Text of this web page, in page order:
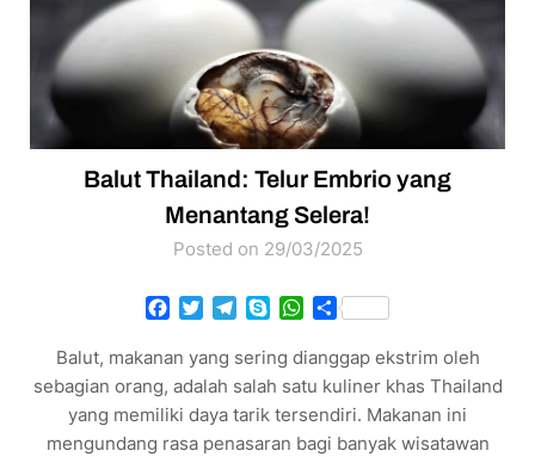
Balut Thailand: Telur Embrio yang
Menantang Selera!
Posted on 29/03/2025
Facebook
TwitterTelegram
SkypeWhatsApp
Share
Balut, makanan yang sering dianggap ekstrim oleh
sebagian orang, adalah salah satu kuliner khas Thailand
yang memiliki daya tarik tersendiri. Makanan ini
mengundang rasa penasaran bagi banyak wisatawan